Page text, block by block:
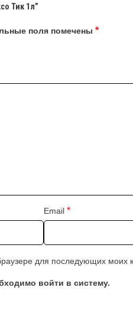
Тик 1л”
поля помечены *
Email *
для последующих моих
войти в систему.